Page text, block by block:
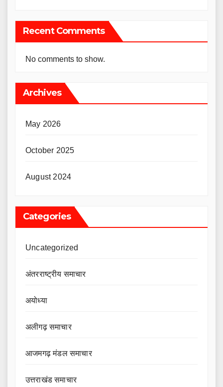
Recent Comments
No comments to show.
Archives
May 2026
October 2025
August 2024
Categories
Uncategorized
अंतरराष्ट्रीय समाचार
अयोध्या
अलीगढ़ समाचार
आजमगढ़ मंडल समाचार
उत्तराखंड समाचार